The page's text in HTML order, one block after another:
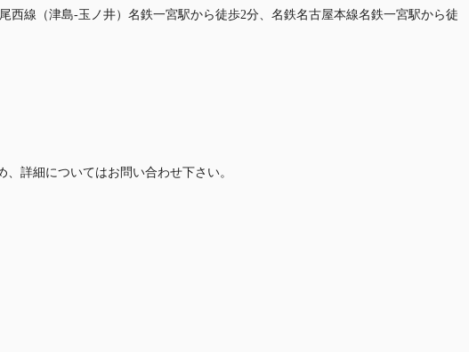
線（津島-玉ノ井）名鉄一宮駅から徒歩2分、名鉄名古屋本線名鉄一宮駅から徒
詳細についてはお問い合わせ下さい。